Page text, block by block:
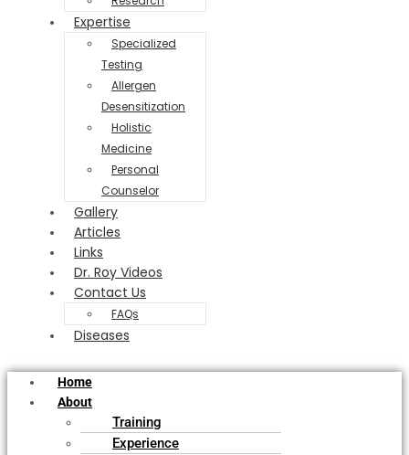
Expertise
Specialized
Testing
Allergen
Desensitization
Holistic
Medicine
Personal
Counselor
Gallery
Articles
Links
Dr. Roy Videos
Contact Us
FAQs
Diseases
Home
About
Training
Experience